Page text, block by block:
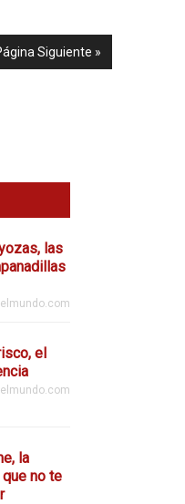
Siguiente »
las
el
la
no te